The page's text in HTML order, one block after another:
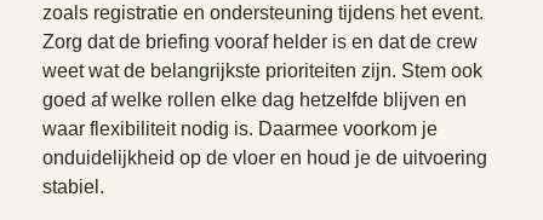
zoals registratie en ondersteuning tijdens het event.
Zorg dat de briefing vooraf helder is en dat de crew
weet wat de belangrijkste prioriteiten zijn. Stem ook
goed af welke rollen elke dag hetzelfde blijven en
waar flexibiliteit nodig is. Daarmee voorkom je
onduidelijkheid op de vloer en houd je de uitvoering
stabiel.